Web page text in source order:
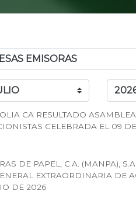
CA RESULTADO ASAMBLEA
CELEBRADA EL 09
DE PAPEL, C.A. (MANPA),
EXTRAORDINARIA DE
DE 2026